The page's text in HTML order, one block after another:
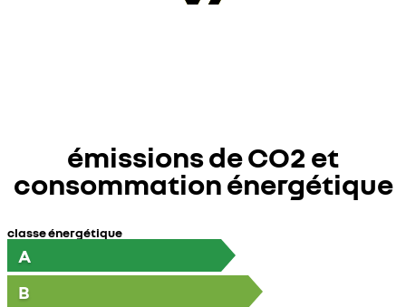
émissions de CO2 et
consommation énergétique
classe énergétique
A
B